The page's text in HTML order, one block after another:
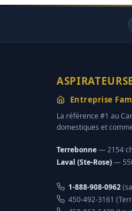
Entreprise
La référence #1 au
domestiques et
Terrebonne— 2154
Laval (Ste-Rose)—
1-888-908-0962
450-492-3161